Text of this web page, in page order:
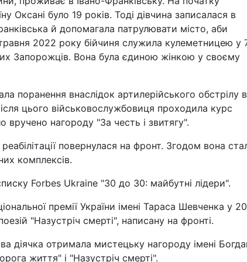
Оксані було 19 років. Тоді дівчина записалася в
й допомагала патрулювати місто, аби
2022 року бійчиня служила кулеметницею у
Запорожців. Вона була єдиною жінкою у своєму
поранення внаслідок артилерійського обстрілу в
цього військовослужбовиця проходила курс
вручено нагороду "За честь і звитягу".
повернулася на фронт. Згодом вона
комплексів.
Forbes Ukraine "30 до 30: майбутні лідери".
премії України імені Тараса Шевченка у
"Назустріч смерті", написану на фронті.
діячка отримала мистецьку нагороду імені
життя" і "Назустріч смерті".